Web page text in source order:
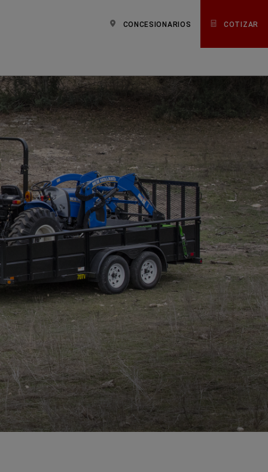
CONCESIONARIOS COTIZAR